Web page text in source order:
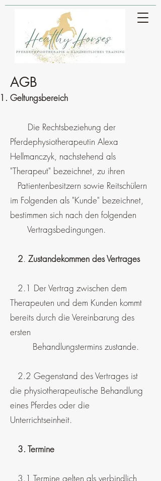
AGB
Geltungsbereich
Die Rechtsbeziehung der
Pferdephysiotherapeutin Alexa
Hellmanczyk, nachstehend als
"Therapeut" bezeichnet, zu ihren
Patientenbesitzern sowie Reitschülern
im Folgenden als "Kunde" bezeichnet,
bestimmen sich nach den folgenden
Vertragsbedingungen.
2. Zustandekommen des Vertrages
2.1 Der Vertrag zwischen dem
Therapeuten und dem Kunden kommt
bereits durch die Vereinbarung des
ersten
Behandlungstermins zustande.
2.2 Gegenstand des Vertrages ist
die physiotherapeutische Behandlung
eines Pferdes oder die
Unterrichtseinheit.
3. Termine
3.1 Termine gelten als verbindlich